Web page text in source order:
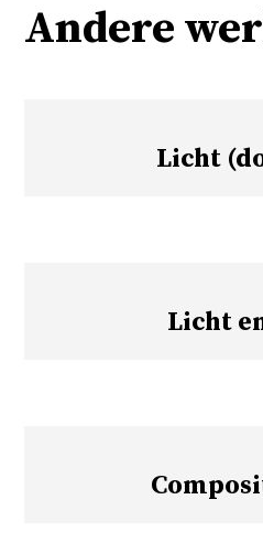
Andere
Licht
Licht